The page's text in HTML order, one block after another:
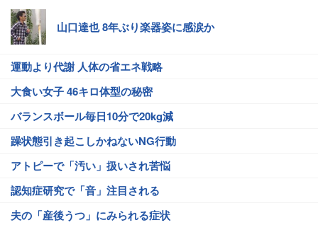
山口達也 8年ぶり楽器姿に感涙か
運動より代謝 人体の省エネ戦略
大食い女子 46キロ体型の秘密
バランスボール毎日10分で20kg減
躁状態引き起こしかねないNG行動
アトピーで「汚い」扱いされ苦悩
認知症研究で「音」注目される
夫の「産後うつ」にみられる症状